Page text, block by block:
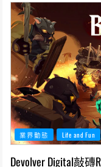
業界動態 Life and Fun
Devolver Digital敲